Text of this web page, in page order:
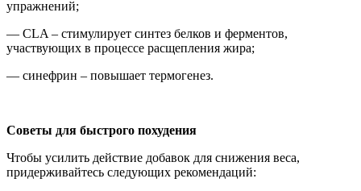
упражнений;
— CLA – стимулирует синтез белков и ферментов,
участвующих в процессе расщепления жира;
— синефрин – повышает термогенез.
Советы для быстрого похудения
Чтобы усилить действие добавок для снижения веса,
придерживайтесь следующих рекомендаций: